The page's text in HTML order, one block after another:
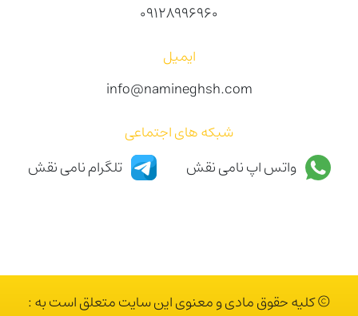
09128996960
ایمیل
info@namineghsh.com
شبکه های اجتماعی
واتس اپ نامی نقش
تلگرام نامی نقش
© کلیه حقوق مادی و معنوی این سایت متعلق است به :